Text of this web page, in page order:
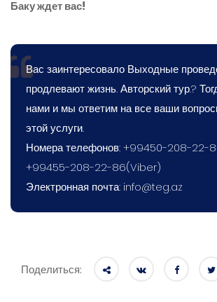
Баку ждет вас!
Вас заинтересовало Выходные
продлевают жизнь. Авторский тур.?
нами и мы ответим на все ваши
этой услуги.
Номера телефонов: +99450-208-22-
+99455-208-22-86(Viber)
Электронная почта: info@teg.az
Поделиться: